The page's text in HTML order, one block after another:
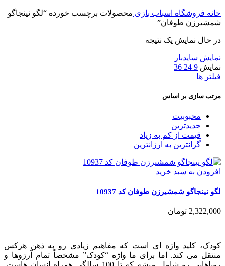
خانه فروشگاه اسباب بازی محصولات برچسب خورده “لگو نینجاگو
شمشیرزن طوفان”
در حال نمایش یک نتیجه
نمایش سایدبار
نمایش 9
24
36
فیلتر ها
مرتب سازی بر اساس
محبوبیت
جدیدترین
قیمت از کم به زیاد
گرانترین به ارزانترین
افزودن به سبد خرید
لگو نینجاگو شمشیرزن طوفان کد 10937
2,322,000 تومان
کودک، کلید واژه ای است که مفاهیم زیادی رو به ذهن هرکس
منتقل می کند. اما برای ما واژه “کودک” مشخصاً تمام آرزوها و